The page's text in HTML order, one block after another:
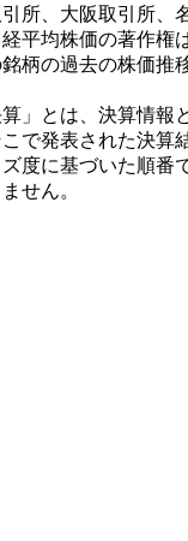
所、大阪取引所、
平均株価の著作権
柄の過去の株価
」とは、決算情
で発表された決
度に基づいた順
せん。